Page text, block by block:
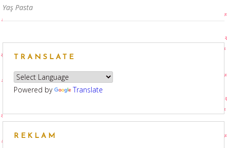
Yaş Pasta
TRANSLATE
Powered by Translate
REKLAM